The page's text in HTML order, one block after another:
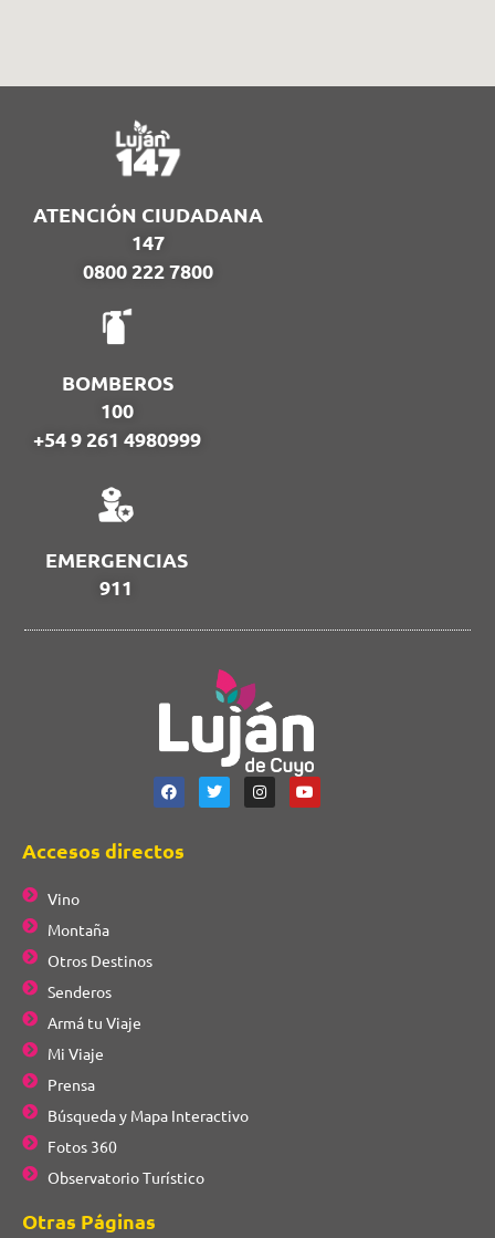
ATENCIÓN CIUDADANA
147
0800 222 7800
BOMBEROS
100
+54 9 261 4980999
EMERGENCIAS
911
Accesos directos
Vino
Montaña
Otros Destinos
Senderos
Armá tu Viaje
Mi Viaje
Prensa
Búsqueda y Mapa Interactivo
Fotos 360
Observatorio Turístico
Otras Páginas